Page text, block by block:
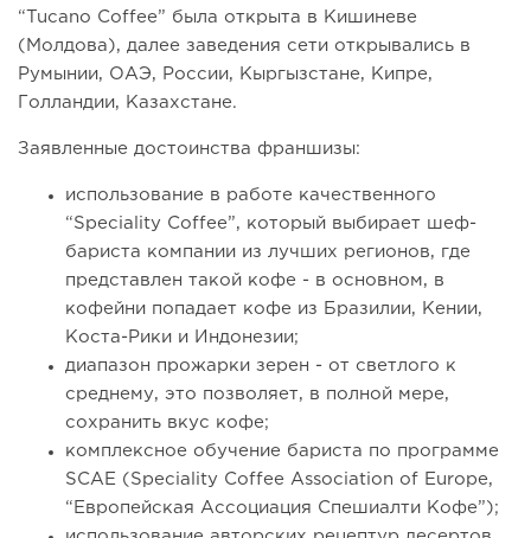
“Tucano Coffee” была открыта в Кишиневе
(Молдова), далее заведения сети открывались в
Румынии, ОАЭ, России, Кыргызстане, Кипре,
Голландии, Казахстане.
Заявленные достоинства франшизы:
использование в работе качественного
“Speciality Coffee”, который выбирает шеф-
бариста компании из лучших регионов, где
представлен такой кофе - в основном, в
кофейни попадает кофе из Бразилии, Кении,
Коста-Рики и Индонезии;
диапазон прожарки зерен - от светлого к
среднему, это позволяет, в полной мере,
сохранить вкус кофе;
комплексное обучение бариста по программе
SCAE (Speciality Coffee Association of Europe,
“Европейская Ассоциация Спешиалти Кофе”);